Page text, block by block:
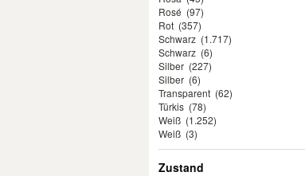
Rosé (97)
Rot (357)
Schwarz (1.717)
Schwarz (6)
Silber (227)
Silber (6)
Transparent (62)
Türkis (78)
Weiß (1.252)
Weiß (3)
Zustand